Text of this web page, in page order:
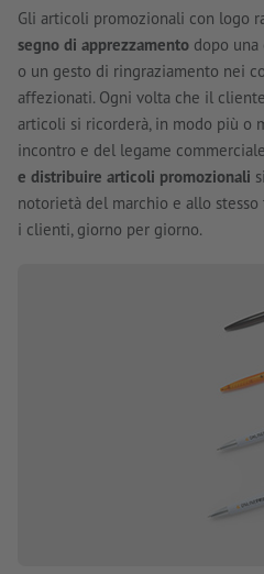
Gli articoli promozionali con logo
segno di apprezzamento dopo una
o un gesto di ringraziamento nei
affezionati. Ogni volta che il
articoli si ricorderà, in modo più o
incontro e del legame
e distribuire articoli promozionali
notorietà del marchio e allo
i clienti, giorno per giorno.